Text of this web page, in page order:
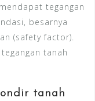
tegangan
besarnya
(safety factor).
tanah
tanah